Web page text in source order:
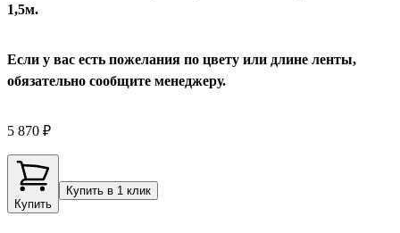
1,5м.
Если у вас есть пожелания по цвету или длине ленты,
обязательно сообщите менеджеру.
5 870 ₽
Купить
Купить в 1 клик